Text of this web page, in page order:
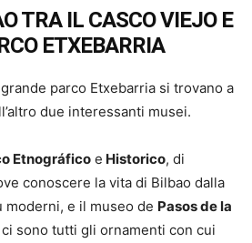
TRA IL CASCO VIEJO E
ETXEBARRIA
parco Etxebarria si trovano a
due interessanti musei.
Etnográfico e Historico, di
conoscere la vita di Bilbao dalla
e il museo de Pasos de la
ci sono tutti gli ornamenti con cui